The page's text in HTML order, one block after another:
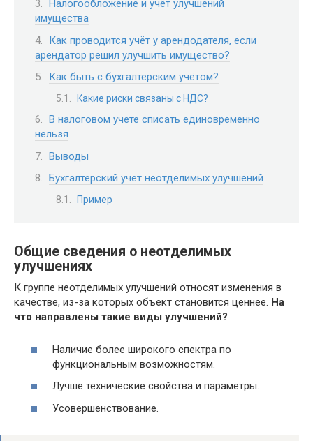
Налогообложение и учёт улучшений
имущества
Как проводится учёт у арендодателя, если
арендатор решил улучшить имущество?
Как быть с бухгалтерским учётом?
Какие риски связаны с НДС?
В налоговом учете списать единовременно
нельзя
Выводы
Бухгалтерский учет неотделимых улучшений
Пример
Общие сведения о неотделимых
улучшениях
К группе неотделимых улучшений относят изменения в
качестве, из-за которых объект становится ценнее. На
что направлены такие виды улучшений?
Наличие более широкого спектра по
функциональным возможностям.
Лучше технические свойства и параметры.
Усовершенствование.